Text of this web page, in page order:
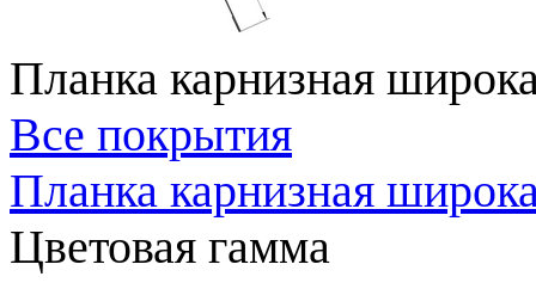
Планка карнизная
Все покрытия
Планка карнизная
Цветовая гамма